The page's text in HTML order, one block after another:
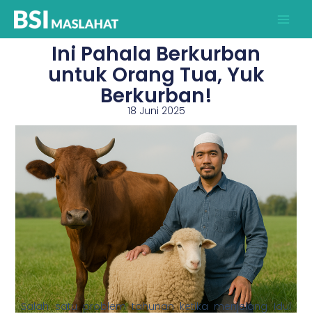
Lewati
Ini Pahala Berkurban
untuk Orang Tua, Yuk
Berkurban!
18 Juni 2025
Salah satu problem tahunan ketika menjelang Idul